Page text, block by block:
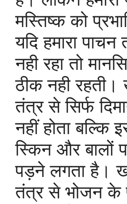
मस्तिष्क को
यदि हमारा
नही रहा तो
ठीक नही रहती।
तंत्र से सिर्फ
नहीं होता
स्किन और बालों
पड़ने लगता है।
तंत्र से भोजन के